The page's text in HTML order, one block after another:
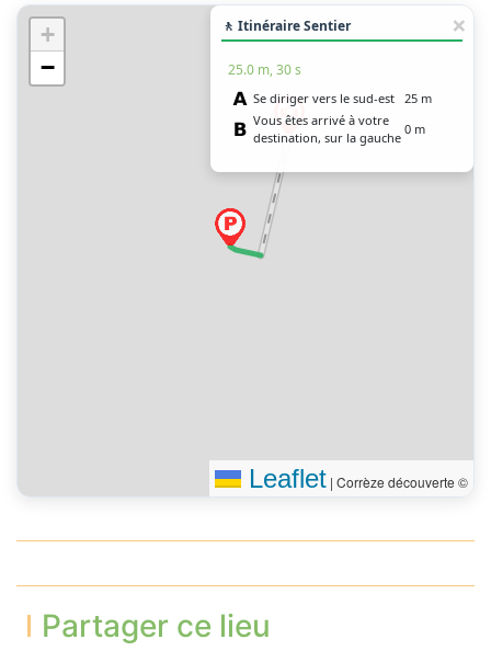
+
−
🚶 Itinéraire Sentier
25.0 m, 30 s
Se diriger vers le sud-est
25 m
Vous êtes arrivé à votre
destination, sur la gauche
0 m
Leaflet | Corrèze découverte ©
Partager ce lieu